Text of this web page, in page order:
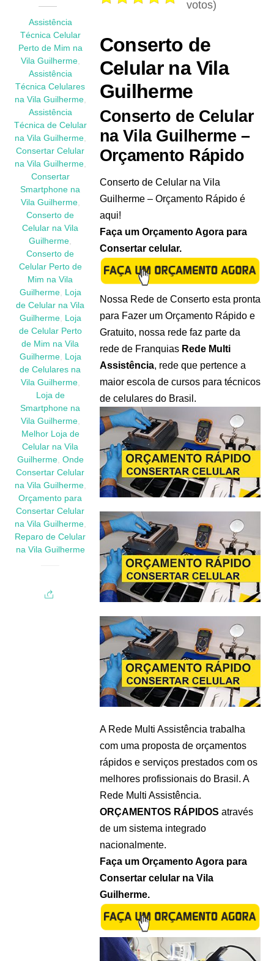
Assistência
Técnica Celular
Perto de Mim na
Vila Guilherme,
Assistência
Técnica Celulares
na Vila Guilherme,
Assistência
Técnica de Celular
na Vila Guilherme,
Consertar Celular
na Vila Guilherme,
Consertar
Smartphone na
Vila Guilherme,
Conserto de
Celular na Vila
Guilherme,
Conserto de
Celular Perto de
Mim na Vila
Guilherme, Loja
de Celular na Vila
Guilherme, Loja
de Celular Perto
de Mim na Vila
Guilherme, Loja
de Celulares na
Vila Guilherme,
Loja de
Smartphone na
Vila Guilherme,
Melhor Loja de
Celular na Vila
Guilherme, Onde
Consertar Celular
na Vila Guilherme,
Orçamento para
Consertar Celular
na Vila Guilherme,
Reparo de Celular
na Vila Guilherme
votos)
Conserto de
Celular na Vila
Guilherme
Conserto de Celular
na Vila Guilherme –
Orçamento Rápido
Conserto de Celular na Vila
Guilherme – Orçamento Rápido é
aqui!
Faça um Orçamento Agora para
Consertar celular.
Nossa Rede de Conserto esta pronta
para Fazer um Orçamento Rápido e
Gratuito, nossa rede faz parte da
rede de Franquias Rede Multi
Assistência, rede que pertence a
maior escola de cursos para técnicos
de celulares do Brasil.
A Rede Multi Assistência trabalha
com uma proposta de orçamentos
rápidos e serviços prestados com os
melhores profissionais do Brasil. A
Rede Multi Assistência.
ORÇAMENTOS RÁPIDOS através
de um sistema integrado
nacionalmente.
Faça um Orçamento Agora para
Consertar celular na Vila
Guilherme.